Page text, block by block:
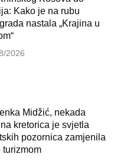
Kako je na rubu
nastala „Krajina u
2026
Midžić, nekada
kretorica je svjetla
pozornica zamjenila
turizmom